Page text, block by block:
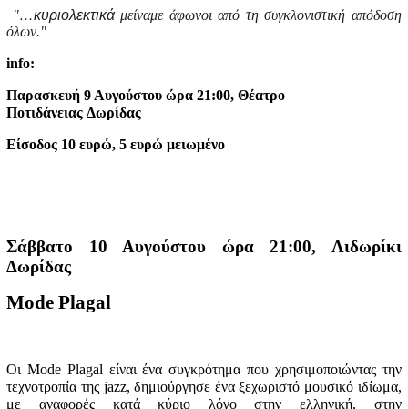
"…κυριολεκτικά μείναμε άφωνοι από τη συγκλονιστική απόδοση
όλων."
info:
Παρασκευή 9 Αυγούστου ώρα 21:00, Θέατρο
ΠοτιδάνειαςΔωρίδας
Είσοδος 10 ευρώ, 5 ευρώ μειωμένο
Σάββατο 10 Αυγούστου ώρα 21:00, Λιδωρίκι
Δωρίδας
Mode Plagal
Οι Mode Plagal είναι ένα συγκρότημα που χρησιμοποιώντας την
τεχνοτροπία της jazz, δημιούργησε ένα ξεχωριστό μουσικό ιδίωμα,
με αναφορές κατά κύριο λόγο στην ελληνική, στην